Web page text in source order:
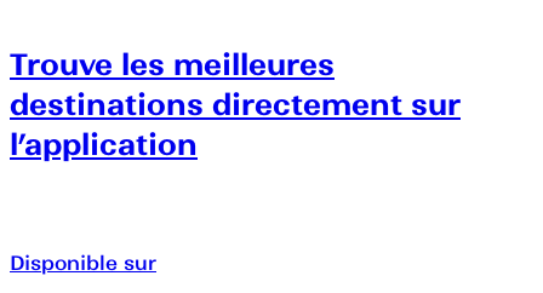
Trouve les meilleures
destinations directement sur
l’application
Disponible sur